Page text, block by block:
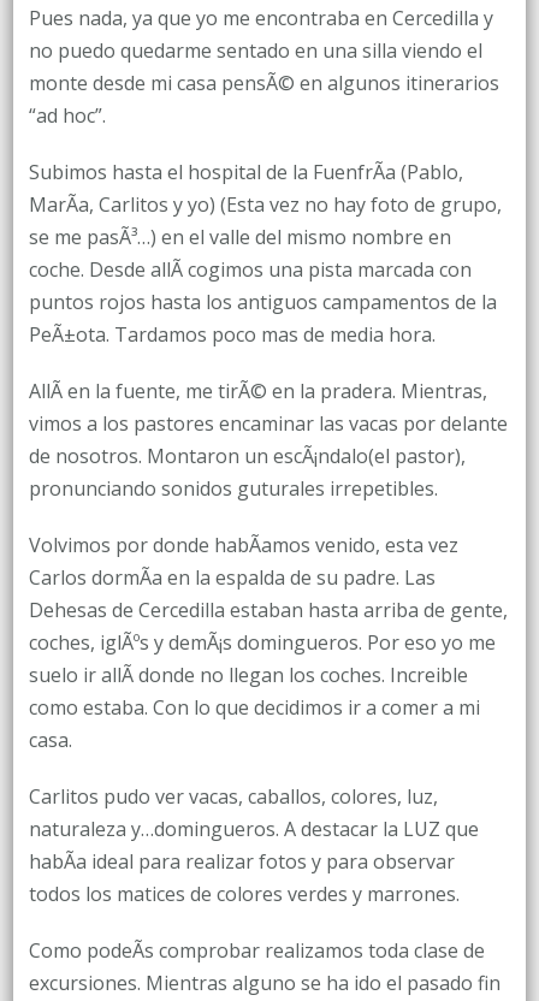
Pues nada, ya que yo me encontraba en Cercedilla y
no puedo quedarme sentado en una silla viendo el
monte desde mi casa pensÃ© en algunos itinerarios
“ad hoc”.
Subimos hasta el hospital de la FuenfrÃ­a (Pablo,
MarÃ­a, Carlitos y yo) (Esta vez no hay foto de grupo,
se me pasÃ³…) en el valle del mismo nombre en
coche. Desde allÃ­ cogimos una pista marcada con
puntos rojos hasta los antiguos campamentos de la
PeÃ±ota. Tardamos poco mas de media hora.
AllÃ­ en la fuente, me tirÃ© en la pradera. Mientras,
vimos a los pastores encaminar las vacas por delante
de nosotros. Montaron un escÃ¡ndalo(el pastor),
pronunciando sonidos guturales irrepetibles.
Volvimos por donde habÃ­amos venido, esta vez
Carlos dormÃ­a en la espalda de su padre. Las
Dehesas de Cercedilla estaban hasta arriba de gente,
coches, iglÃºs y demÃ¡s domingueros. Por eso yo me
suelo ir allÃ­ donde no llegan los coches. Increible
como estaba. Con lo que decidimos ir a comer a mi
casa.
Carlitos pudo ver vacas, caballos, colores, luz,
naturaleza y…domingueros. A destacar la LUZ que
habÃ­a ideal para realizar fotos y para observar
todos los matices de colores verdes y marrones.
Como podeÃ­s comprobar realizamos toda clase de
excursiones. Mientras alguno se ha ido el pasado fin